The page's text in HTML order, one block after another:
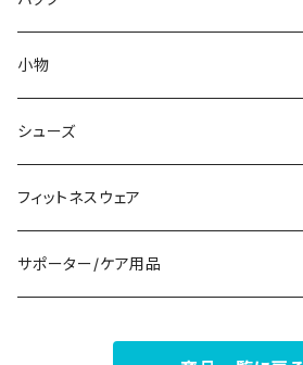
ノースリーブ
パンツドレス
ナイトドレス
その他
ピアス
コサージュ
リング
その他
ショーツ
タンクトップ/キャミソール
半袖/5分
7分/長袖
サブバッグ
クラッチバッグ
トートバッグ
ショルダーバッグ
小物
マフラー/スカーフ/ストール
財布
アクセサリーケース
シューズ
スニーカー
ブーツ
フィットネスウェア
セット販売
サポーター/ケア用品